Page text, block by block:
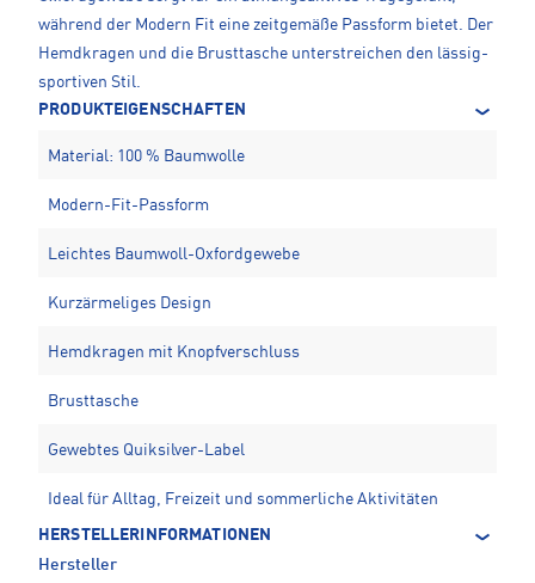
während der Modern Fit eine zeitgemäße Passform bietet. Der
Hemdkragen und die Brusttasche unterstreichen den lässig-
sportiven Stil.
PRODUKTEIGENSCHAFTEN
Material: 100 % Baumwolle
Modern-Fit-Passform
Leichtes Baumwoll-Oxfordgewebe
Kurzärmeliges Design
Hemdkragen mit Knopfverschluss
Brusttasche
Gewebtes Quiksilver-Label
Ideal für Alltag, Freizeit und sommerliche Aktivitäten
HERSTELLERINFORMATIONEN
Hersteller